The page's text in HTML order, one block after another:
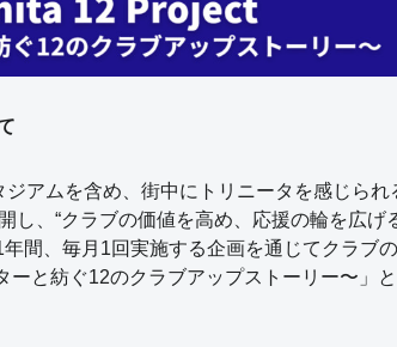
ジアムを含め、街中にトリニータを感じら
し、“クラブの価値を高め、応援の輪を広げ
間、毎月1回実施する企画を通じてクラブ
ーと紡ぐ12のクラブアップストーリー〜」